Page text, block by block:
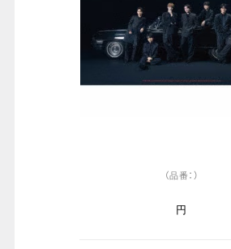
（品番：）
円